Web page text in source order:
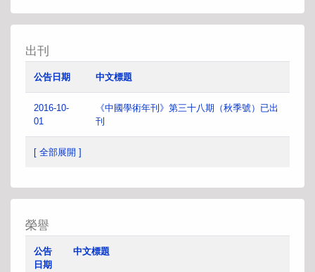
出刊
公告日期 中文標題
2016-10-
01
《中國學術年刊》第三十八期（秋季號）已出
刊
[ 全部展開 ]
榮譽
公告
日期
中文標題